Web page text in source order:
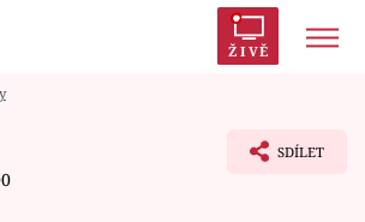
ŽIVĚ
SDÍLET